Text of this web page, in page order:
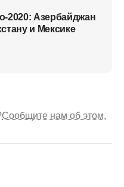
2020: Азербайджан
и Мексике
Сообщите нам об этом.